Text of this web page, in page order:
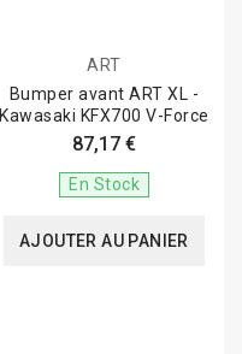
ART
Bumper avant ART XL -
Kawasaki KFX700 V-Force
87,17 €
En Stock
AJOUTER AU PANIER